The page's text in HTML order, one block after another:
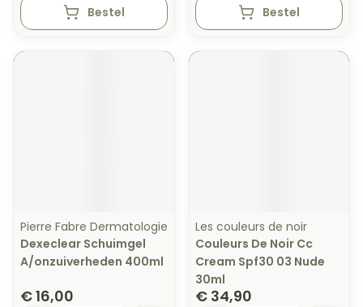
Bestel Bestel
Pierre Fabre Dermatologie
Dexeclear Schuimgel
A/onzuiverheden 400ml
€ 16,00
Les couleurs de noir
Couleurs De Noir Cc
Cream Spf30 03 Nude
30ml
€ 34,90